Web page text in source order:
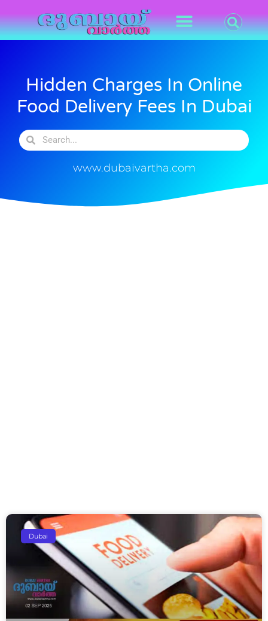
Hidden Charges In Online
Food Delivery Fees In Dubai
www.dubaivartha.com
Dubai